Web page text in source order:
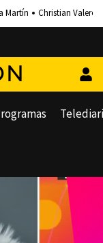
Martín Christian Valero